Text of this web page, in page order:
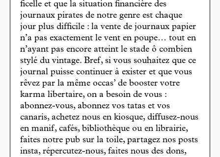
ficelle et que la situation financière des
journaux pirates de notre genre est chaque
jour plus difficile : la vente de journaux papier
n’a pas exactement le vent en poupe… tout en
n’ayant pas encore atteint le stade ô combien
stylé du vintage. Bref, si vous souhaitez que ce
journal puisse continuer à exister et que vous
rêvez par la même occas’ de booster votre
karma libertaire, on a besoin de vous :
abonnez-vous, abonnez vos tatas et vos
canaris, achetez nous en kiosque, diffusez-nous
en manif, cafés, bibliothèque ou en librairie,
faites notre pub sur la toile, partagez nos posts
insta, répercutez-nous, faites nous des dons,